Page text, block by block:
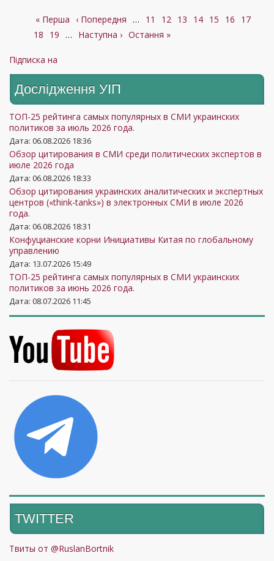
у
повоєнний
Розбивка
Перша
сторінка
« Перша
Попередня
сторінка
‹ Попередня … Сторінка
11 Сторінка
12 Сторінка
13 Сторінка
14 Поточна
15 Сторінка
16 17
18
Сторінка
19 …
Наступна
Наступна › Остання
Остання »
Підписка на
Дослідження УIП
ТОП-25 рейтинга самых популярных в СМИ украинских
политиков за июль 2026 года.
Дата: 06.08.2026 18:36
Обзор цитирования в СМИ среди политических экспертов в
июле 2026 года
Дата: 06.08.2026 18:33
Обзор цитирования украинских аналитических и экспертных
центров («think-tanks») в электронных СМИ в июле 2026
года.
Дата: 06.08.2026 18:31
Конфуцианские корни Инициативы Китая по глобальному
управлению
Дата: 13.07.2026 15:49
ТОП-25 рейтинга самых популярных в СМИ украинских
политиков за июнь 2026 года.
Дата: 08.07.2026 11:45
TWITTER
Твиты от @RuslanBortnik